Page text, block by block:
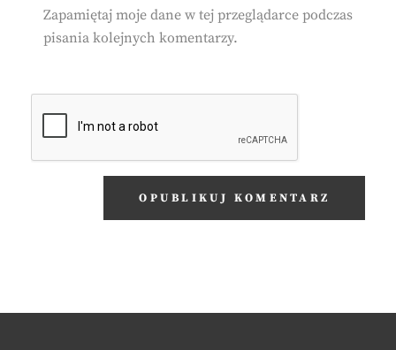
Zapamiętaj moje dane w tej przeglądarce podczas
pisania kolejnych komentarzy.